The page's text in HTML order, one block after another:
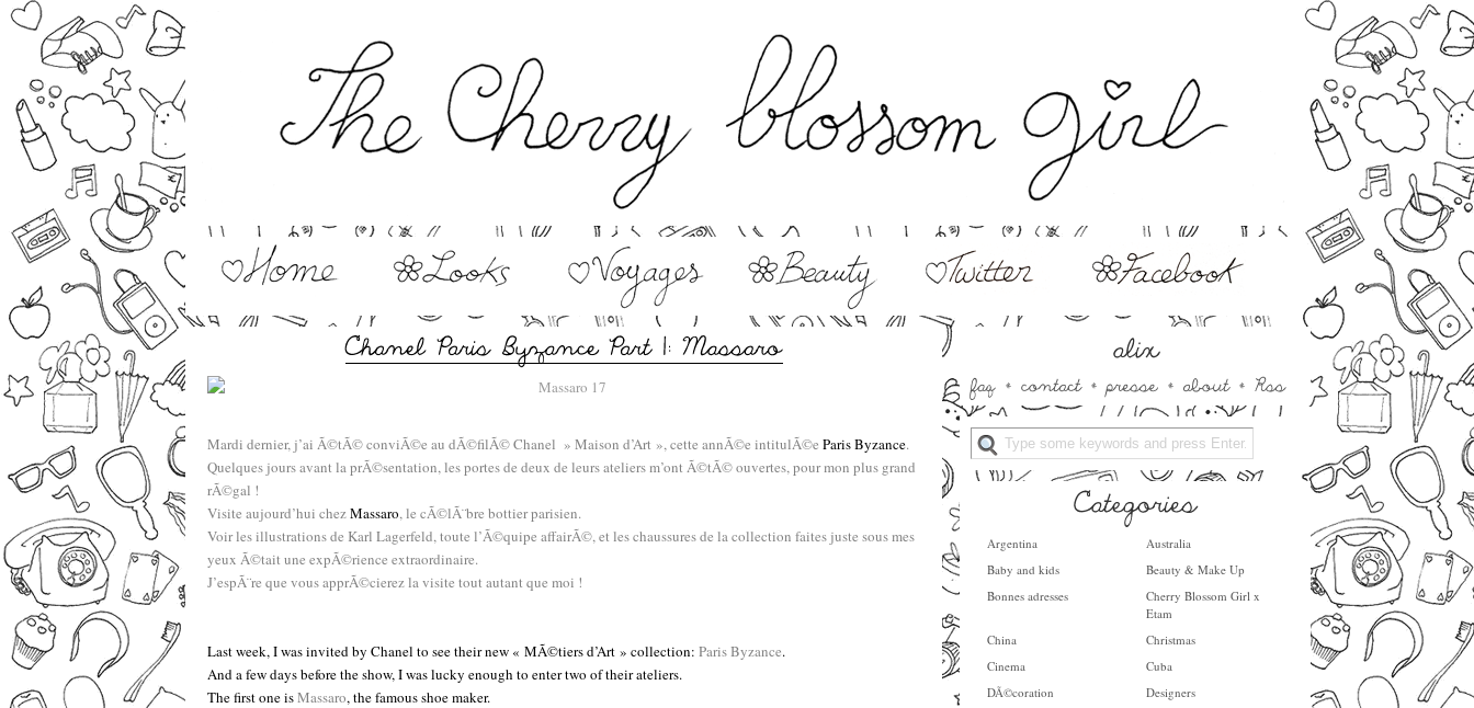
Argentina
Australia
Baby and kids
Beauty & Make Up
Bonnes adresses
Cherry Blossom Girl x
Etam
China
Christmas
Cinema
Cuba
DÃ©coration
Designers
Mardi dernier, j’ai Ã©tÃ© conviÃ©e au dÃ©filÃ© Chanel » Maison d’Art », cette annÃ©e intitulÃ©e Paris Byzance.
Quelques jours avant la prÃ©sentation, les portes de deux de leurs ateliers m’ont Ã©tÃ© ouvertes, pour mon plus grand
rÃ©gal !
Visite aujourd’hui chezMassaro, le cÃ©lÃ¨bre bottier parisien.
Voir les illustrations de Karl Lagerfeld, toute l’Ã©quipe affairÃ©, et les chaussures de la collection faites juste sous mes
yeux Ã©tait une expÃ©rience extraordinaire.
J’espÃ¨re que vous apprÃ©cierez la visite tout autant que moi !
Last week, I was invited by Chanel to see their new « MÃ©tiers d’Art » collection: Paris Byzance.
And a few days before the show, I was lucky enough to enter two of their ateliers.
The first one isMassaro, the famous shoe maker.